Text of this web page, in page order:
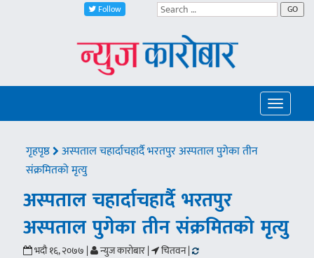
Follow GO
Toggle
गृहपृष्ठ
अस्पताल चहार्दाचहार्दै भरतपुर अस्पताल पुगेका तीन
संक्रमितको मृत्यु
अस्पताल चहार्दाचहार्दै भरतपुर
अस्पताल पुगेका तीन संक्रमितको मृत्यु
भदौ १६, २०७७ | न्युज कारोबार | चितवन |